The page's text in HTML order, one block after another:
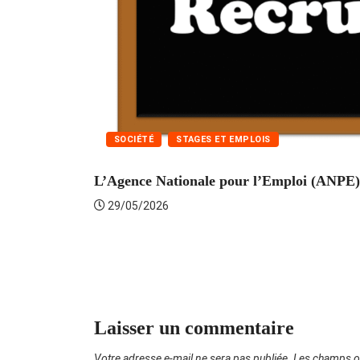
SOCIÉTÉ STAGES ET EMPLOIS
L’Agence Nationale pour l’Emploi
29/05/2026
Laisser un commentaire